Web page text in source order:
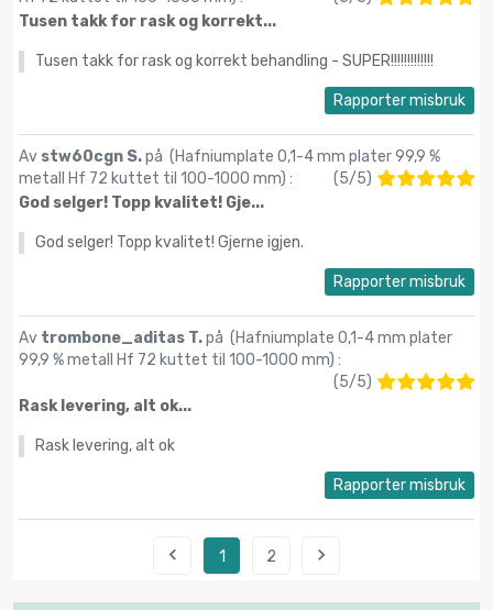
Tusen takk for rask og korrekt...
Tusen takk for rask og korrekt behandling - SUPER!!!!!!!!!!!!!
Rapporter misbruk
Av stw60cgn S.på (Hafniumplate 0,1-4 mm plater 99,9 %
metall Hf 72 kuttet til 100-1000 mm) : (5/5)
God selger! Topp kvalitet! Gje...
God selger! Topp kvalitet! Gjerne igjen.
Rapporter misbruk
Av trombone_aditas T.på (Hafniumplate 0,1-4 mm plater
99,9 % metall Hf 72 kuttet til 100-1000 mm) :
(5/5)
Rask levering, alt ok...
Rask levering, alt ok
Rapporter misbruk
 1 2 